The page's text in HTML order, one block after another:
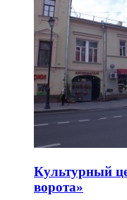
Культурный
ворота»